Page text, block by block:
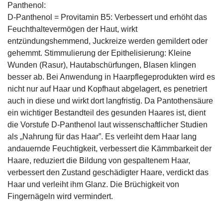
Panthenol:
D-Panthenol = Provitamin B5: Verbessert und erhöht das
Feuchthaltevermögen der Haut, wirkt
entzündungshemmend, Juckreize werden gemildert oder
gehemmt. Stimmulierung der Epithelisierung: Kleine
Wunden (Rasur), Hautabschürfungen, Blasen klingen
besser ab. Bei Anwendung in Haarpflegeprodukten wird es
nicht nur auf Haar und Kopfhaut abgelagert, es penetriert
auch in diese und wirkt dort langfristig. Da Pantothensäure
ein wichtiger Bestandteil des gesunden Haares ist, dient
die Vorstufe D-Panthenol laut wissenschaftlicher Studien
als „Nahrung für das Haar”. Es verleiht dem Haar lang
andauernde Feuchtigkeit, verbessert die Kämmbarkeit der
Haare, reduziert die Bildung von gespaltenem Haar,
verbessert den Zustand geschädigter Haare, verdickt das
Haar und verleiht ihm Glanz. Die Brüchigkeit von
Fingernägeln wird vermindert.